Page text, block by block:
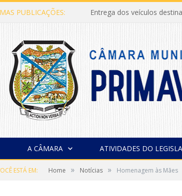
PUBLICAÇÕES: Entrega dos veículos
A CÂMARA ATIVIDADES DO
ESTÁ EM: Home » Notícias » Homenagem às Mães